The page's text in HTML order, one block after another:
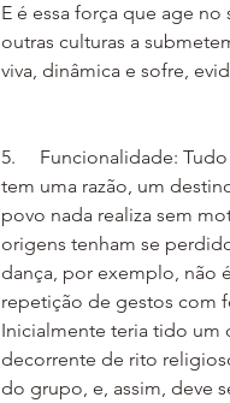
E é essa força que age
outras culturas a
viva, dinâmica e sofre,
5.     Funcionalidade:
tem uma razão, um
povo nada realiza sem
origens tenham se
dança, por exemplo, não
repetição de gestos com
Inicialmente teria tido um
decorrente de rito
do grupo, e, assim, deve